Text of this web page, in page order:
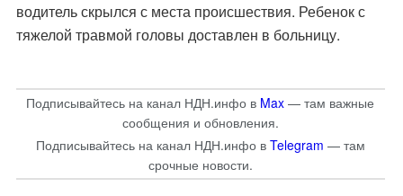
водитель скрылся с места происшествия. Ребенок с
тяжелой травмой головы доставлен в больницу.
Подписывайтесь на канал НДН.инфо в Max — там важные
сообщения и обновления.
Подписывайтесь на канал НДН.инфо в Telegram — там
срочные новости.